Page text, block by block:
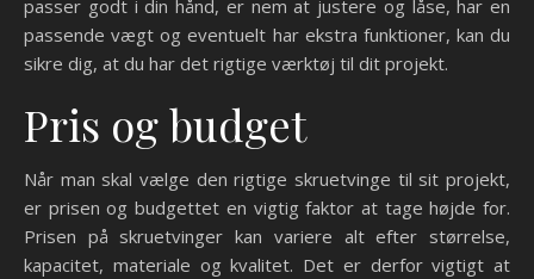
passer godt i din hånd, er nem at justere og låse, har en
passende vægt og eventuelt har ekstra funktioner, kan du
sikre dig, at du har det rigtige værktøj til dit projekt.
Pris og budget
Når man skal vælge den rigtige skruetvinge til sit projekt,
er prisen og budgettet en vigtig faktor at tage højde for.
Prisen på skruetvinger kan variere alt efter størrelse,
kapacitet, materiale og kvalitet. Det er derfor vigtigt at